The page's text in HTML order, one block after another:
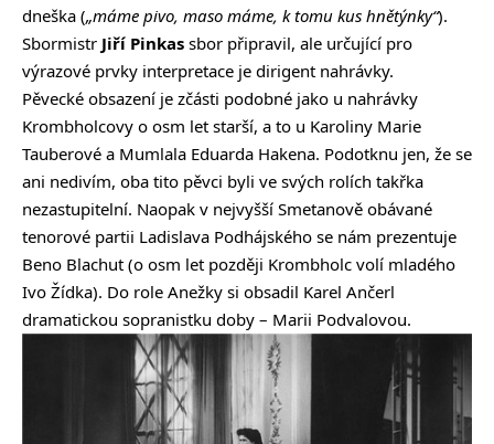
dneška („máme pivo, maso máme, k tomu kus hnětýnky“).
Sbormistr Jiří Pinkas sbor připravil, ale určující pro
výrazové prvky interpretace je dirigent nahrávky.
Pěvecké obsazení je zčásti podobné jako u nahrávky
Krombholcovy o osm let starší, a to u Karoliny Marie
Tauberové a Mumlala Eduarda Hakena. Podotknu jen, že se
ani nedivím, oba tito pěvci byli ve svých rolích takřka
nezastupitelní. Naopak v nejvyšší Smetanově obávané
tenorové partii Ladislava Podhájského se nám prezentuje
Beno Blachut (o osm let později Krombholc volí mladého
Ivo Žídka). Do role Anežky si obsadil Karel Ančerl
dramatickou sopranistku doby – Marii Podvalovou.